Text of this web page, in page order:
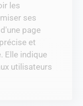
les
ses
page
et
Elle indique
utilisateurs